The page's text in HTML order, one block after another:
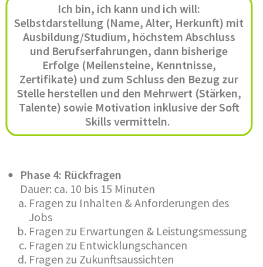
Ich bin, ich kann und ich will:
Selbstdarstellung (Name, Alter, Herkunft) mit
Ausbildung/Studium, höchstem Abschluss
und Berufserfahrungen, dann bisherige
Erfolge (Meilensteine, Kenntnisse,
Zertifikate) und zum Schluss den Bezug zur
Stelle herstellen und den Mehrwert (Stärken,
Talente) sowie Motivation inklusive der Soft
Skills vermitteln.
Phase 4: Rückfragen
Dauer: ca. 10 bis 15 Minuten
Fragen zu Inhalten & Anforderungen des
Jobs
Fragen zu Erwartungen & Leistungsmessung
Fragen zu Entwicklungschancen
Fragen zu Zukunftsaussichten